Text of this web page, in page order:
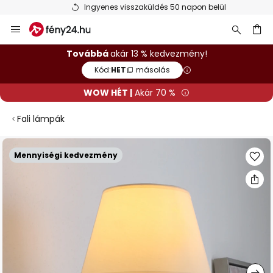
Ingyenes visszaküldés 50 napon belül
Ugrás
a
tartalomhozTovábbáakár 13 % kedvezmény!
Kód:HET másolás
WOW HÉT | Akár 70 %
Fali lámpák
Mennyiségi kedvezmény
Ugrás